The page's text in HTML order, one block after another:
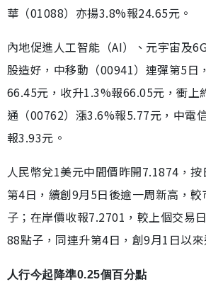
華（01088）亦揚3.8%報24.65元。
內地促進人工智能（AI）、元宇宙及
股造好，中移動（00941）連彈第5日
66.45元，收升1.3%報66.05元，衝上
通（00762）漲3.6%報5.77元，中電
報3.93元。
人民幣兌1美元中間價昨開7.1874，
第4日，續創9月5日後逾一周新高，
子；在岸價收報7.2701，較上個交易
88點子，同連升第4日，創9月1日以來
人行今起降準0.25個百分點